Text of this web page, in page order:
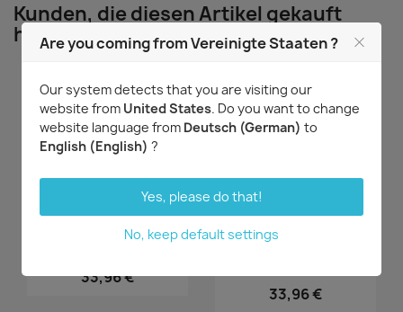
Kunden, die diesen Artikel gekauft
haben, kauften auch ...
Vorschau
Cattlianthe Shinfong
33,96 €
Vorschau
Rhyncholaeliocattleya
33,96 €
Are you coming from Vereinigte Staaten ?
Our system detects that you are visiting our
website from United States. Do you want to change
website language from Deutsch (German) to
English (English) ?
Yes, please do that!
No, keep default settings